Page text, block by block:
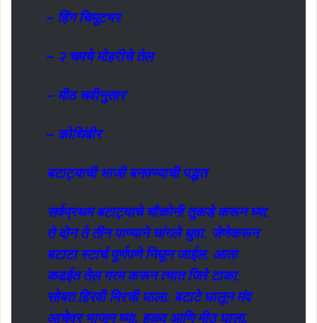
– हिंग चिमूटभर
– २ चमचे मोहरीचे तेल
– मीठ चवीनुसार
– कोथिंबीर
बटाट्याची भाजी बनवण्याची पद्धत
सर्वप्रथम बटाट्याचे चौकोनी तुकडे करून घ्या.
ते दोन ते तीन पाण्याने चांगले धुवा. जेणेकरून
बटाटा स्टार्च पूर्णपणे निघून जाईल. आता
कढईत तेल गरम करून त्यात जिरे टाका.
सोबत हिरवी मिरची घाला. बटाटे घालून मंद
आचेवर भाजून घ्या. हळद आणि मीठ घाला.